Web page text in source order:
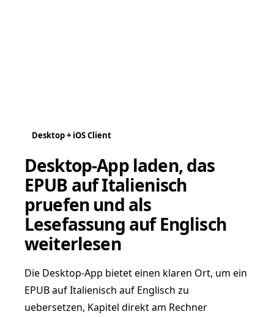
Desktop + iOS Client
Desktop-App laden, das
EPUB auf Italienisch
pruefen und als
Lesefassung auf Englisch
weiterlesen
Die Desktop-App bietet einen klaren Ort, um ein
EPUB auf Italienisch auf Englisch zu
uebersetzen, Kapitel direkt am Rechner